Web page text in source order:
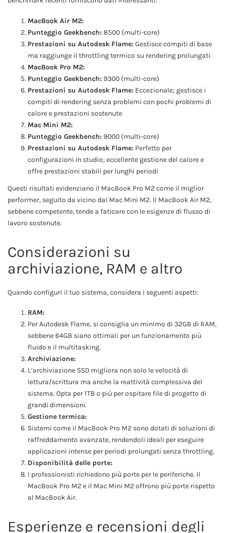
MacBook Air M2:
Punteggio Geekbench: 8500 (multi-core)
Prestazioni su Autodesk Flame: Gestisce compiti di base
ma raggiunge il throttling termico su rendering prolungati
MacBook Pro M2:
Punteggio Geekbench: 9300 (multi-core)
Prestazioni su Autodesk Flame: Eccezionale; gestisce i
compiti di rendering senza problemi con pochi problemi di
calore e prestazioni sostenute
Mac Mini M2:
Punteggio Geekbench: 9000 (multi-core)
Prestazioni su Autodesk Flame: Perfetto per
configurazioni in studio; eccellente gestione del calore e
offre prestazioni stabili per lunghi periodi
Questi risultati evidenziano il MacBook Pro M2 come il miglior
performer, seguito da vicino dal Mac Mini M2. Il MacBook Air M2,
sebbene competente, tende a faticare con le esigenze di flusso di
lavoro sostenute.
Considerazioni su
archiviazione, RAM e altro
Quando configuri il tuo sistema, considera i seguenti aspetti:
RAM:
Per Autodesk Flame, si consiglia un minimo di 32GB di RAM,
sebbene 64GB siano ottimali per un funzionamento più
fluido e il multitasking.
Archiviazione:
L’archiviazione SSD migliora non solo le velocità di
lettura/scrittura ma anche la reattività complessiva del
sistema. Opta per 1TB o più per ospitare file di progetto di
grandi dimensioni.
Gestione termica:
Sistemi come il MacBook Pro M2 sono dotati di soluzioni di
raffreddamento avanzate, rendendoli ideali per eseguire
applicazioni intense per periodi prolungati senza throttling.
Disponibilità delle porte:
I professionisti richiedono più porte per le periferiche. Il
MacBook Pro M2 e il Mac Mini M2 offrono più porte rispetto
al MacBook Air.
Esperienze e recensioni degli